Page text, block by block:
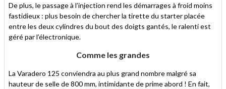
De plus, le passage à l’injection rend les démarrages à froid moins
fastidieux : plus besoin de chercher la tirette du starter placée
entre les deux cylindres du bout des doigts gantés, le ralenti est
géré par l’électronique.
Comme les grandes
La Varadero 125 conviendra au plus grand nombre malgré sa
hauteur de selle de 800 mm, intimidante de prime abord ! En fait,